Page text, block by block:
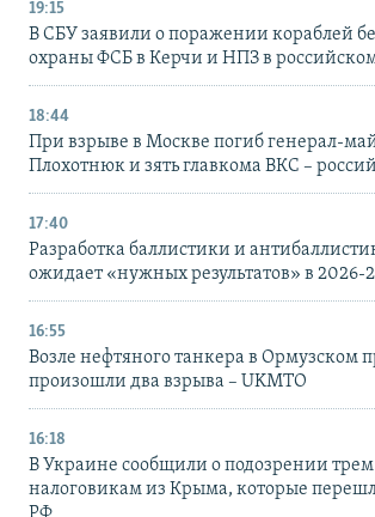
19:15
В СБУ заявили о поражении кораблей
охраны ФСБ в Керчи и НПЗ в
18:44
При взрыве в Москве погиб генерал-
Плохотнюк и зять главкома ВКС –
17:40
Разработка баллистики и
ожидает «нужных результатов» в 2026-
16:55
Возле нефтяного танкера в Ормузском
произошли два взрыва – UKMTO
16:18
В Украине сообщили о подозрении
налоговикам из Крыма, которые